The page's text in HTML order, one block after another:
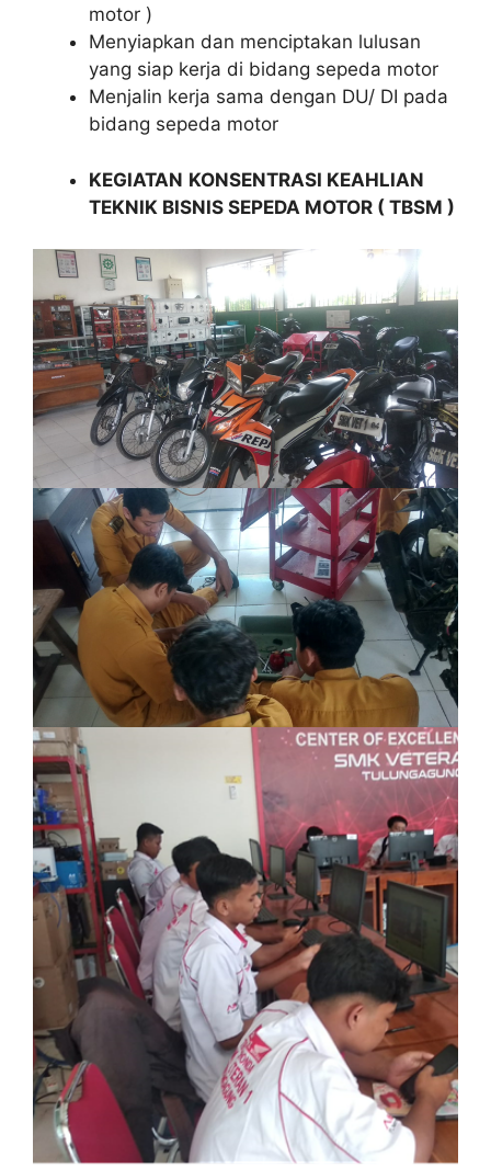
motor )
Menyiapkan dan menciptakan lulusan
yang siap kerja di bidang sepeda motor
Menjalin kerja sama dengan DU/ DI pada
bidang sepeda motor
KEGIATAN KONSENTRASI KEAHLIAN
TEKNIK BISNIS SEPEDA MOTOR ( TBSM )